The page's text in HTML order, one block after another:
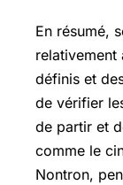
En résumé,
relativement
définis et
de vérifier
de partir et
comme le
Nontron,